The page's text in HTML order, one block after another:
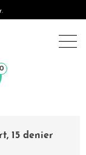
0
15 denier